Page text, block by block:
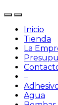
Inicio
Tienda
La
–
Agua